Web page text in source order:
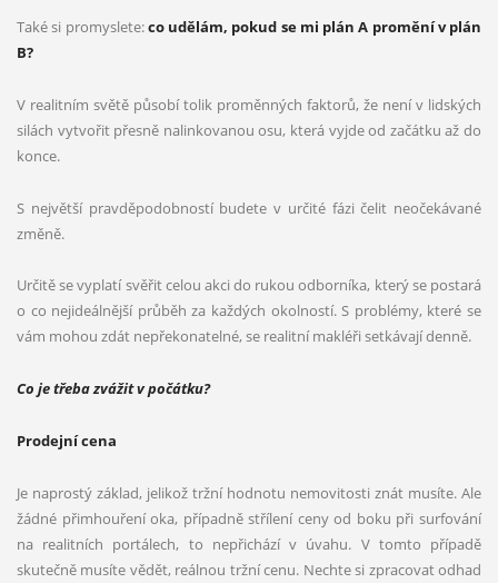
Také si promyslete:co udělám, pokud se mi plán A promění v plán
B?
V realitním světě působí tolik proměnných faktorů, že není v lidských
silách vytvořit přesně nalinkovanou osu, která vyjde od začátku až do
konce.
S největší pravděpodobností budete v určité fázi čelit neočekávané
změně.
Určitě se vyplatí svěřit celou akci do rukou odborníka, který se postará
o co nejideálnější průběh za každých okolností. S problémy, které se
vám mohou zdát nepřekonatelné, se realitní makléři setkávají denně.
Co je třeba zvážit v počátku?
Prodejnícena
Je naprostý základ, jelikož tržní hodnotu nemovitosti znát musíte. Ale
žádné přimhouření oka, případně střílení ceny od boku při surfování
na realitních portálech, to nepřichází v úvahu. V tomto případě
skutečně musíte vědět, reálnou tržní cenu. Nechte si zpracovat odhad